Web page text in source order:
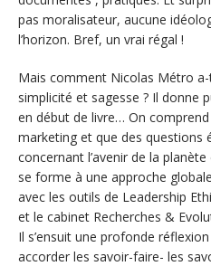
pas moralisateur, aucune
l’horizon. Bref, un vrai régal !
Mais comment Nicolas Métro
simplicité et sagesse ? Il donne
en début de livre… On comprend
marketing et que des questions
concernant l’avenir de la
se forme à une approche
avec les outils de Leadership
et le cabinet Recherches &
Il s’ensuit une profonde
accorder les savoir-faire- les